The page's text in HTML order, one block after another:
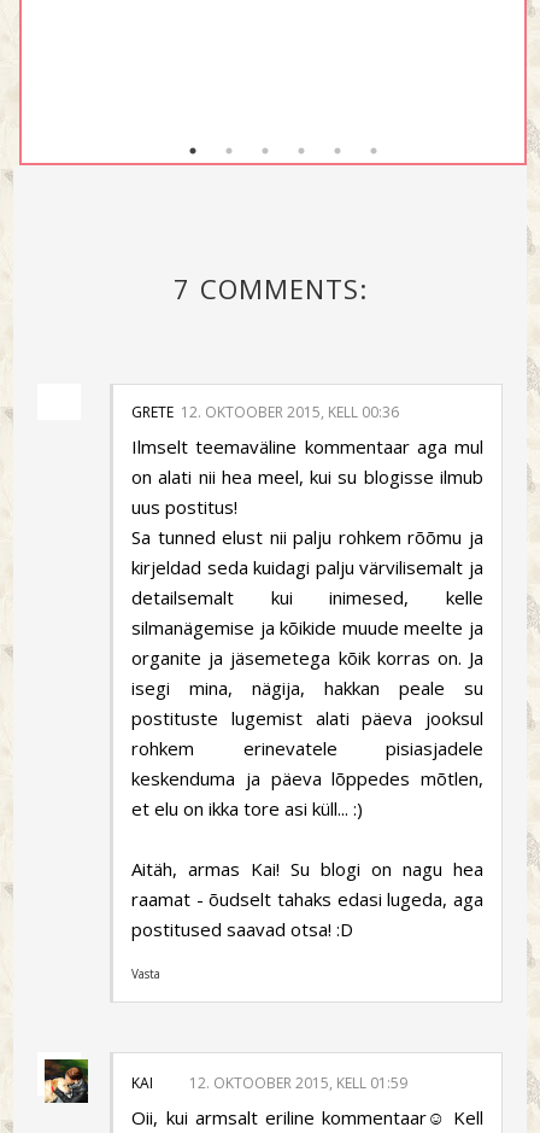
7 COMMENTS:
GRETE 12. OKTOOBER 2015, KELL 00:36
Ilmselt teemaväline kommentaar aga mul
on alati nii hea meel, kui su blogisse ilmub
uus postitus!
Sa tunned elust nii palju rohkem rõõmu ja
kirjeldad seda kuidagi palju värvilisemalt ja
detailsemalt kui inimesed, kelle
silmanägemise ja kõikide muude meelte ja
organite ja jäsemetega kõik korras on. Ja
isegi mina, nägija, hakkan peale su
postituste lugemist alati päeva jooksul
rohkem erinevatele pisiasjadele
keskenduma ja päeva lõppedes mõtlen,
et elu on ikka tore asi küll... :)
Aitäh, armas Kai! Su blogi on nagu hea
raamat - õudselt tahaks edasi lugeda, aga
postitused saavad otsa! :D
Vasta
KAI 12. OKTOOBER 2015, KELL 01:59
Oii, kui armsalt eriline kommentaar☺️ Kell